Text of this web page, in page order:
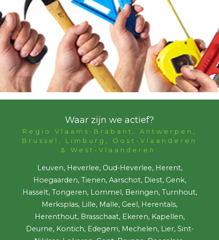
Waar zijn we actief?
Regio Vlaams-Brabant, Antwerpen,
Brussel, Limburg, Oost-Vlaanderen
& West-Vlaanderen:
Leuven, Heverlee, Oud-Heverlee, Herent,
Hoegaarden, Tienen, Aarschot, Diest, Genk,
Hasselt, Tongeren, Lommel, Beringen, Turnhout,
Merksplas, Lille, Malle, Geel, Herentals,
Herenthout, Brasschaat, Ekeren, Kapellen,
Deurne, Kontich, Edegem, Mechelen, Lier, Sint-